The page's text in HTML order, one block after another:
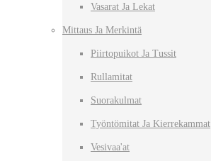
Vasarat Ja Lekat
Mittaus Ja Merkintä
Piirtopuikot Ja Tussit
Rullamitat
Suorakulmat
Työntömitat Ja Kierrekammat
Vesivaa'at